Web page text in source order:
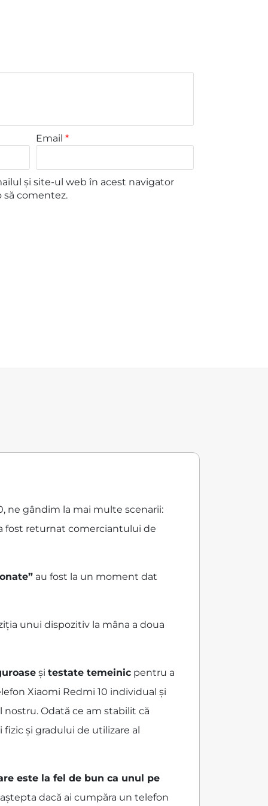
Email*
și site-ul web în acest navigator
comentez.
ne gândim la mai multe scenarii:
fost returnat comerciantului de
au fost la un moment dat
unui dispozitiv la mâna a doua
și testate temeinic pentru a
Xiaomi Redmi 10 individual și
Odată ce am stabilit că
și gradului de utilizare al
este la fel de bun ca unul pe
dacă ai cumpăra un telefon